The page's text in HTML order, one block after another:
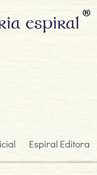
espiral
Espiral Editora